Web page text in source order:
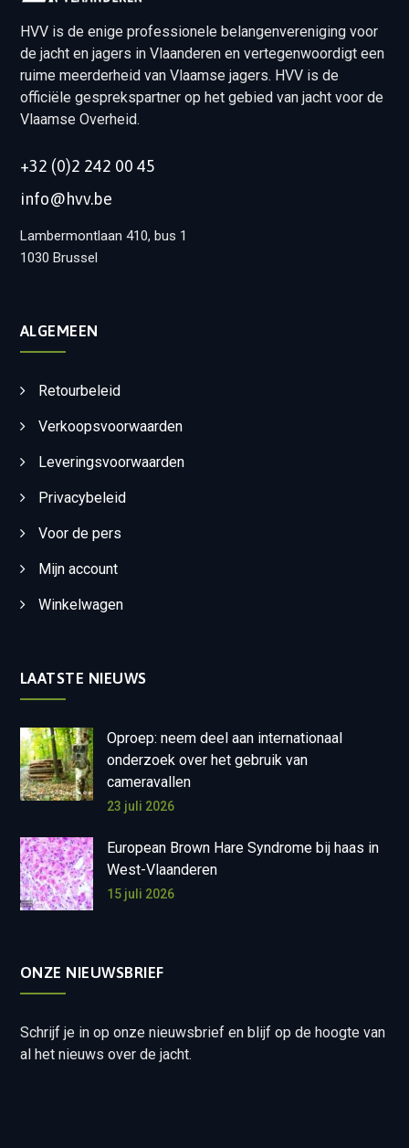
HVV is de enige professionele belangenvereniging voor
de jacht en jagers in Vlaanderen en vertegenwoordigt een
ruime meerderheid van Vlaamse jagers. HVV is de
officiële gesprekspartner op het gebied van jacht voor de
Vlaamse Overheid.
+32 (0)2 242 00 45
info@hvv.be
Lambermontlaan 410, bus 1
1030 Brussel
ALGEMEEN
Retourbeleid
Verkoopsvoorwaarden
Leveringsvoorwaarden
Privacybeleid
Voor de pers
Mijn account
Winkelwagen
LAATSTE NIEUWS
Oproep: neem deel aan internationaal
onderzoek over het gebruik van
cameravallen
23 juli 2026
European Brown Hare Syndrome bij haas in
West-Vlaanderen
15 juli 2026
ONZE NIEUWSBRIEF
Schrijf je in op onze nieuwsbrief en blijf op de hoogte van
al het nieuws over de jacht.